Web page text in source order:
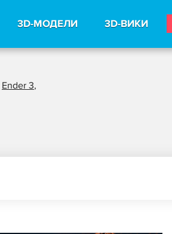
3D-МОДЕЛИ 3D-ВИКИ
Ender 3,